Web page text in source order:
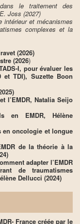
le traitement des
Joss (2027)
intérieur et mécanismes
complexes et la
(2026)
(2026)
I, pour évaluer les
et TDI), Suzette Boon
l’EMDR, Natalia Seijo
en EMDR, Hélène
en oncologie et longue
de la théorie à la
adapter l’EMDR
de traumatismes
Dellucci (2024)
France créée par le